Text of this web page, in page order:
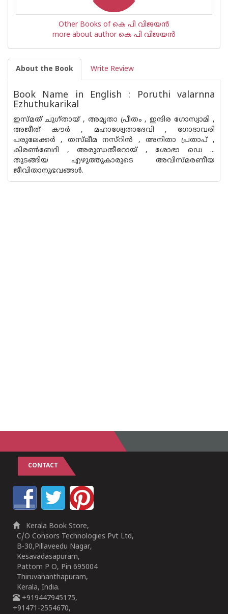
Other Books of കെ പി വിജയ‌ന്‍
more about author കെ പി വിജയ‌ന്‍
About the Book Write Review
Book Name in English : Poruthi valarnna
Ezhuthukarikal
ഇസ്മത് ചുഗ്തായ് , അമൃതാ പ്രീതം , ഇന്ദിര ഗോസ്വാമി ,
അജീത് കൗര്‍ , മഹാശ്വേതാദേവി , ഗോദാവരി
പരുലേക്കര്‍ , തസ്‌ലീമ നസ്‌റിന്‍ , അനിതാ പ്രതാപ് ,
കിരണ്‍ബേദി , അരുന്ധതീറോയ് , ശോഭാ ഡെ ...
തുടങ്ങിയ എഴുത്തുകാരുടെ അവിസ്മരണീയ
ജീവിതാനുഭവങ്ങള്‍.
CONTACT
Kerala Book Store,
C/O Consors Technologies Pvt Ltd,
B-30,Pillaveedu Nagar,
Kesavadasapuram,
Pattom P O, Pin 695004
Thiruvananthapuram,
Kerala, India.
+919447945175,
+91471-2554670,